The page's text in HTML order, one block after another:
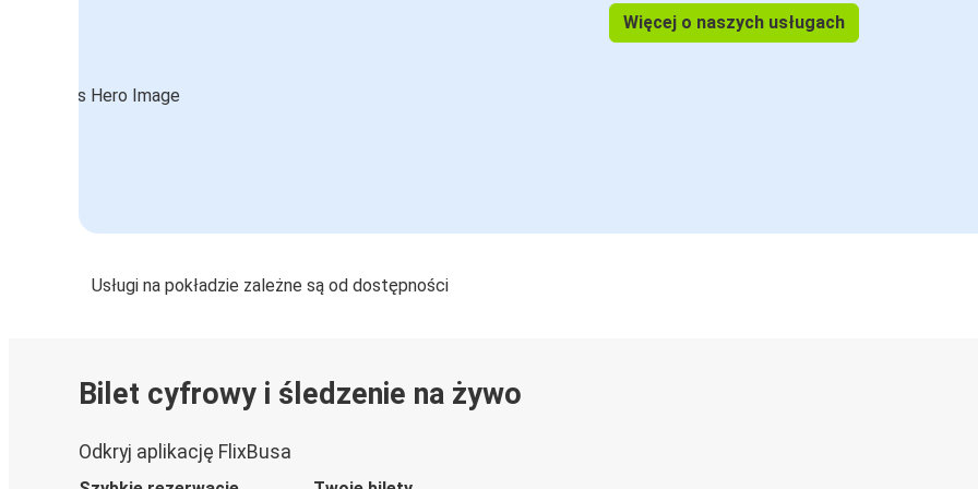
Więcej o naszych usługach
Usługi na pokładzie zależne są od dostępności
Bilet cyfrowy i śledzenie na żywo
Odkryj aplikację FlixBusa